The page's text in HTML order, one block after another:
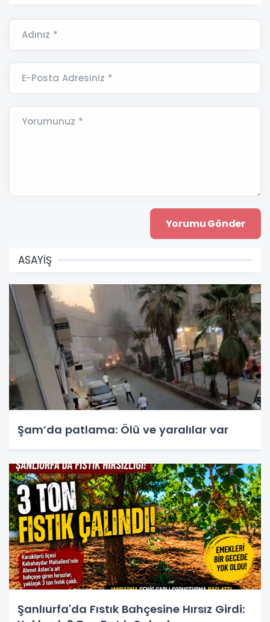
Adınız *
E-Posta Adresiniz *
Yorumunuz *
ASAYİŞ
Şam’da patlama: Ölü ve yaralılar var
Şanlıurfa'da Fıstık Bahçesine Hırsız Girdi: